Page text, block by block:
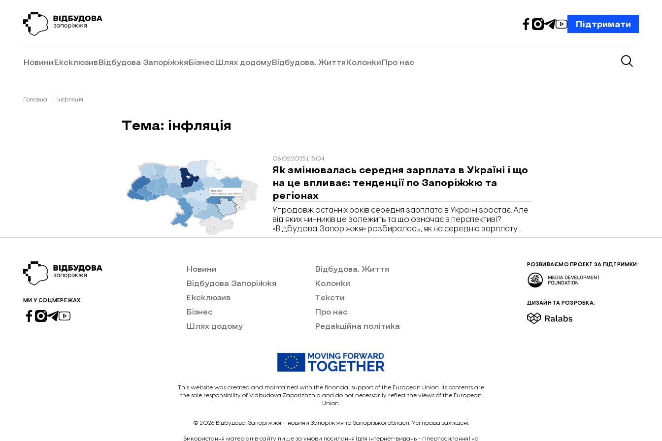
Підтримати
НовиниЕксклюзивВідбудова ЗапоріжжяБізнесШлях додомуВідбудова. ЖиттяКолонкиПро нас
Головна інфляція
Тема: інфляція
06.02.2025 | 15:04
Як змінювалась середня зарплата в Україні і що
на це впливає: тенденції по Запоріжжю та
регіонах
Упродовж останніх років середня зарплата в Україні зростає. Але
від яких чинників це залежить та що означає в перспективі?
«Відбудова. Запоріжжя» розбиралась, як на середню зарплату
впливає інфляція, вік, стать, регіон проживання та які професії в
МИ У СОЦМЕРЕЖАХ
Новини
Відбудова Запоріжжя
Ексклюзив
Бізнес
Шлях додому
Відбудова. Життя
Колонки
Тексти
Про нас
Редакційна політика
РОЗВИВАЄМО ПРОЕКТ ЗА ПІДТРИМКИ:
ДИЗАЙН ТА РОЗРОБКА:
This website was created and maintained with the financial support of the European Union. Its contents are
the sole responsibility of Vidbudova Zaporizhzhia and do not necessarily reflect the views of the European
Union.
© 2026 Відбудова. Запоріжжя – новини Запоріжжя та Запорізької області. Усі права захищені.
Викориcтання матеріалів сайту лише за умови посилання (для інтернет-видань - гіперпосилання) на